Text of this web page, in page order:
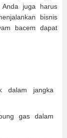
juga harus
bisnis
bacem dapat
dalam jangka
gas dalam